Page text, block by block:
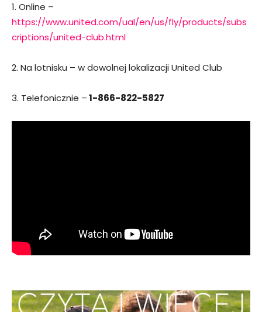
1. Online –
https://www.united.com/ual/en/us/fly/products/subs
criptions/united-club.html
2. Na lotnisku – w dowolnej lokalizacji United Club
3. Telefonicznie –1-866-822-5827